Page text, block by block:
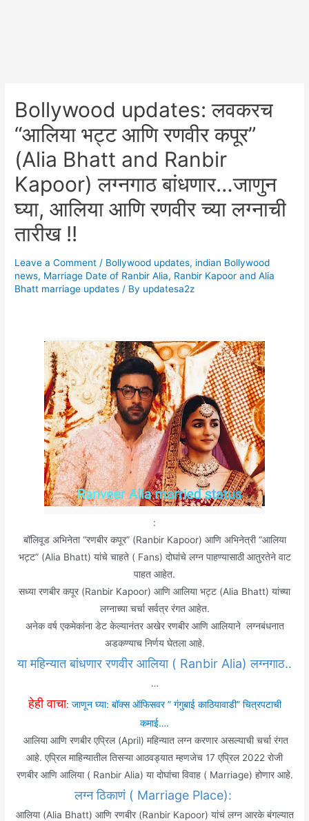
Bollywood updates: लवकरच
“आलिया भट्ट आणि रणवीर कपूर”
(Alia Bhatt and Ranbir
Kapoor) लग्नगाठ बांधणार…जाणुन
घ्या, आलिया आणि रणवीर च्या लग्नाची
तारीख !!
Leave a Comment / Bollywood updates, indian Bollywood
news, Marriage Date of Ranbir Alia, Ranbir Kapoor and Alia
Bhatt marriage updates / By updatesa2z
:
बॉलिवूड अभिनेता “रणबीर कपूर” (Ranbir Kapoor) आणि अभिनेत्री “आलिया
भट्ट” (Alia Bhatt) यांचे चाहते ( Fans) दोघांचे लग्न पाहण्यासाठी आतुरतेने वाट
पाहत आहेत.
सध्या रणबीर कपूर (Ranbir Kapoor) आणि आलिया भट्ट (Alia Bhatt) यांच्या
लग्नाच्या चर्चा सर्वत्र रंगत आहेत.
अनेक वर्ष एकमेकांना डेट केल्यानंतर अखेर रणबीर आणि आलियाने लग्नबंधनात
अडकण्याच निर्णय घेतला आहे.
या महिन्यात बांधणार रणवीर आलिया ( Ranbir Alia) लग्नगाठ..
…
हेही वाचा: जाणून घ्या: बॉक्स ऑफिसवर ” गंगुबाई काठियावाडी” चित्रपटाची
कमाई….
आलिया आणि रणबीर एप्रिल (April) महिन्यात लग्न करणार असल्याची चर्चा रंगत
आहे. एप्रिल माहिन्यातील तिसऱ्या आठवड्यात म्हणजेच 17 एप्रिल 2022 रोजी
रणबीर आणि आलिया ( Ranbir Alia) या दोघांचा विवाह ( Marriage) होणार आहे.
लग्न ठिकाणं ( Marriage Place):
आलिया (Alia Bhatt) आणि रणबीर (Ranbir Kapoor) यांचं लग्न आरके बंगल्यात